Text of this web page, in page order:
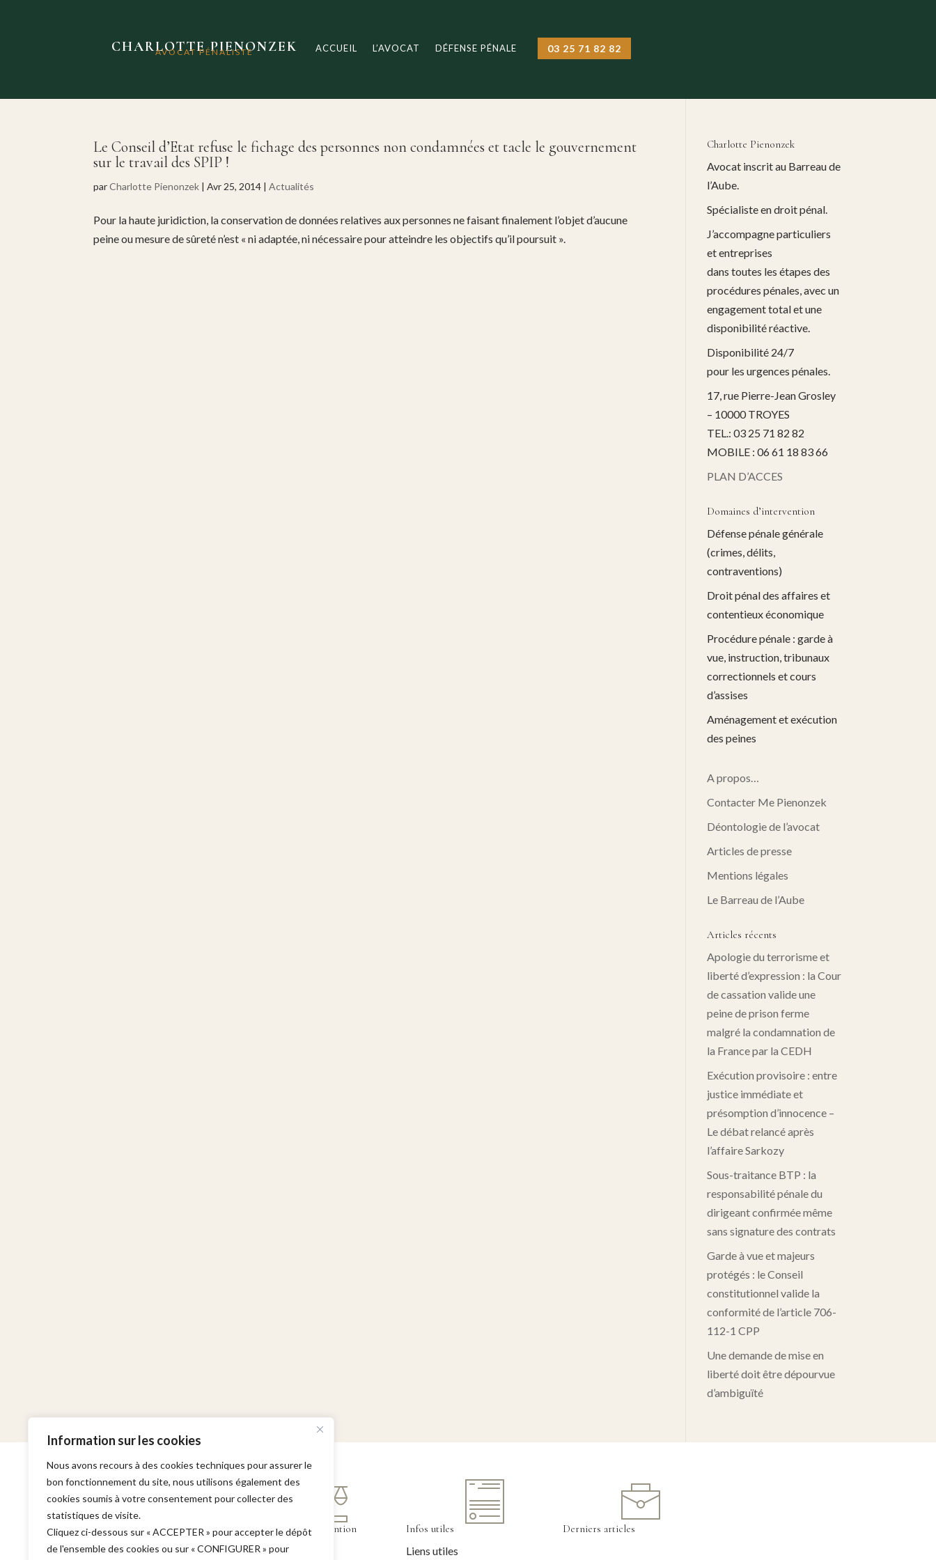
Information sur les cookies
Nous avons recours à des cookies techniques pour assurer le
bon fonctionnement du site, nous utilisons également des
cookies soumis à votre consentement pour collecter des
statistiques de visite.
Cliquez ci-dessous sur « ACCEPTER » pour accepter le dépôt
de l'ensemble des cookies ou sur « CONFIGURER » pour
CHARLOTTE PIENONZEK
AVOCAT PÉNALISTE ACCUEIL L’AVOCAT DÉFENSE PÉNALE 03 25 71 82 82
Le Conseil d’Etat refuse le fichage des personnes non condamnées et tacle le gouvernement
sur le travail des SPIP !
parCharlotte Pienonzek |Avr 25, 2014 |Actualités
Pour la haute juridiction, la conservation de données relatives aux personnes ne faisant finalement l’objet d’aucune
peine ou mesure de sûreté n’est « ni adaptée, ni nécessaire pour atteindre les objectifs qu’il poursuit ».
Charlotte Pienonzek
Avocat inscrit au Barreau de
l’Aube.
Spécialiste en droit pénal.
J’accompagne particuliers
et entreprises
dans toutes les étapes des
procédures pénales, avec un
engagement total et une
disponibilité réactive.
Disponibilité 24/7
pour les urgences pénales.
17, rue Pierre-Jean Grosley
– 10000 TROYES
TEL.: 03 25 71 82 82
MOBILE : 06 61 18 83 66
PLAN D’ACCES
Domaines d’intervention
Défense pénale générale
(crimes, délits,
contraventions)
Droit pénal des affaires et
contentieux économique
Procédure pénale : garde à
vue, instruction, tribunaux
correctionnels et cours
d’assises
Aménagement et exécution
des peines
A propos…
Contacter Me Pienonzek
Déontologie de l’avocat
Articles de presse
Mentions légales
Le Barreau de l’Aube
Articles récents
Apologie du terrorisme et
liberté d’expression : la Cour
de cassation valide une
peine de prison ferme
malgré la condamnation de
la France par la CEDH
Exécution provisoire : entre
justice immédiate et
présomption d’innocence –
Le débat relancé après
l’affaire Sarkozy
Sous-traitance BTP : la
responsabilité pénale du
dirigeant confirmée même
sans signature des contrats
Garde à vue et majeurs
protégés : le Conseil
constitutionnel valide la
conformité de l’article 706-
112-1 CPP
Une demande de mise en
liberté doit être dépourvue
d’ambiguïté
Cabinet
Adresse :
Domaines d'intervention
Garde à vue
Infos utiles
Liens utiles
Derniers articles